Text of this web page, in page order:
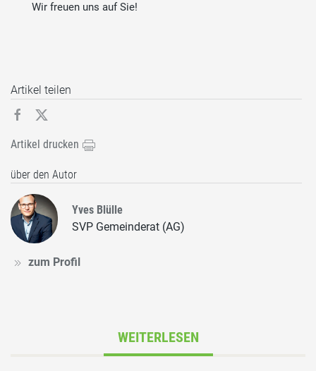
Wir freuen uns auf Sie!
Artikel teilen
Artikel drucken
über den Autor
Yves Blülle
SVP Gemeinderat (AG)
zum Profil
WEITERLESEN